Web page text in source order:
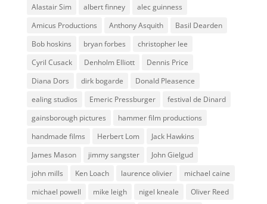
Alastair Sim albert finney
alec guinness
Amicus Productions
Anthony Asquith
Basil Dearden
Bob hoskins
bryan forbes
christopher lee
Cyril Cusack
Denholm Elliott
Dennis Price
Diana Dors
dirk bogarde
Donald Pleasence
ealing studios
Emeric Pressburger
festival de Dinard
gainsborough pictures
hammer film productions
handmade films
Herbert Lom
Jack Hawkins
James Mason
jimmy sangster
John Gielgud
john mills
Ken Loach laurence olivier
michael caine
michael powell
mike leigh nigel kneale
Oliver Reed